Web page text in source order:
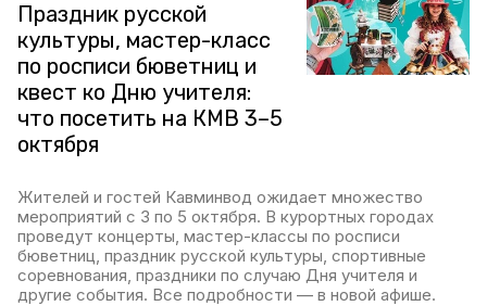
Праздник русской
культуры, мастер-класс
по росписи бюветниц и
квест ко Дню учителя:
что посетить на КМВ 3–5
октября
Жителей и гостей Кавминвод ожидает множество
мероприятий с 3 по 5 октября. В курортных городах
проведут концерты, мастер-классы по росписи
бюветниц, праздник русской культуры, спортивные
соревнования, праздники по случаю Дня учителя и
другие события. Все подробности — в новой афише.